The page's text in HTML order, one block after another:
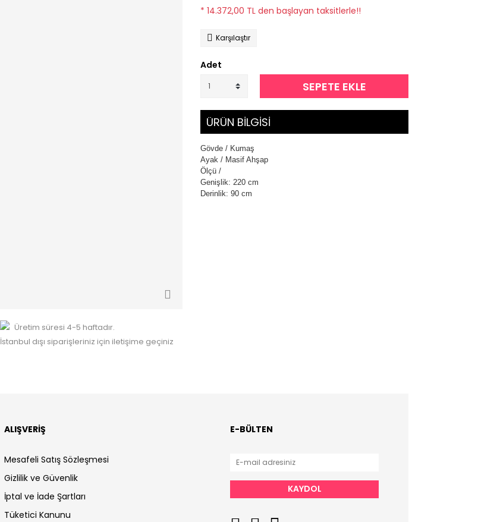
Üretim süresi 4-5 haftadır.
İstanbul dışı siparişleriniz için iletişime geçiniz
* 14.372,00 TL den başlayan taksitlerle!!
Karşılaştır
Adet
SEPETE EKLE
ÜRÜN BİLGİSİ
Gövde / Kumaş
Ayak / Masif Ahşap
Ölçü /
Genişlik: 220 cm
Derinlik: 90 cm
ALIŞVERİŞ
Mesafeli Satış Sözleşmesi
Gizlilik ve Güvenlik
İptal ve İade Şartları
Tüketici Kanunu
E-BÜLTEN
KAYDOL